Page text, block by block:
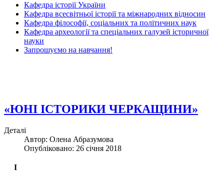
Кафедра історії України
Кафедра всесвітньої історії та міжнародних відносин
Кафедра філософії, соціальних та політичних наук
Кафедра археології та спеціальних галузей історичної
науки
Запрошуємо на навчання!
«ЮНІ ІСТОРИКИ ЧЕРКАЩИНИ»
Деталі
Автор: Олена Абразумова
Опубліковано: 26 січня 2018
І